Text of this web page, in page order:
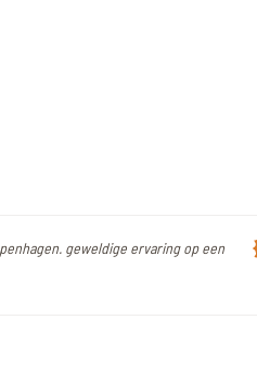
geweldige ervaring op een